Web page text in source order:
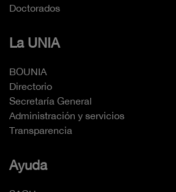
Doctorados
La UNIA
BOUNIA
Directorio
Secretaría General
Administración y servicios
Transparencia
Ayuda